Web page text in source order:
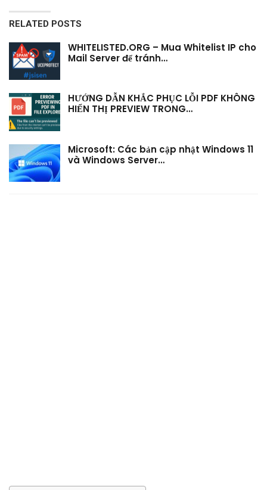
RELATED POSTS
WHITELISTED.ORG – Mua Whitelist IP cho
Mail Server để tránh…
HƯỚNG DẪN KHẮC PHỤC LỖI PDF KHÔNG
HIỂN THỊ PREVIEW TRONG…
Microsoft: Các bản cập nhật Windows 11
và Windows Server…